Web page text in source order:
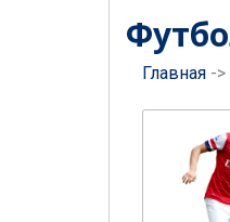
Главная ->